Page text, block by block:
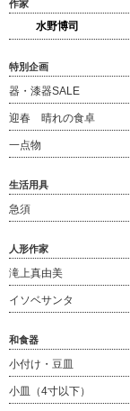
作家
水野博司
特別企画
器・漆器SALE
迎春 晴れの食卓
一点物
生活用具
急須
人形作家
滝上真由美
イソベサンタ
和食器
小付け・豆皿
小皿（4寸以下）